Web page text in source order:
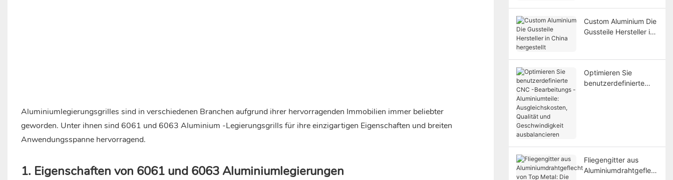
Aluminiumlegierungsgrilles sind in verschiedenen Branchen aufgrund ihrer hervorragenden Immobilien immer beliebter
geworden. Unter ihnen sind 6061 und 6063 Aluminium -Legierungsgrills für ihre einzigartigen Eigenschaften und breiten
Anwendungsspanne hervorragend.
1. Eigenschaften von 6061 und 6063 Aluminiumlegierungen
Custom Aluminium Die
Gussteile Hersteller in
Optimieren Sie
benutzerdefinierte
ausbalancieren
Fliegengitter aus
Aluminiumdrahtgeflec